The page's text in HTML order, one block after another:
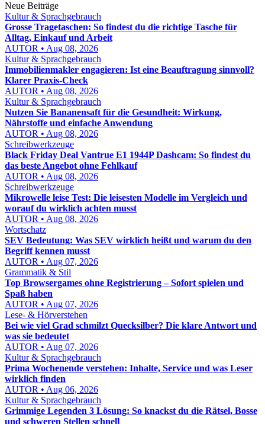
Neue Beiträge
Kultur & Sprachgebrauch
Grosse Tragetaschen: So findest du die richtige Tasche für
Alltag, Einkauf und Arbeit
AUTOR • Aug 08, 2026
Kultur & Sprachgebrauch
Immobilienmakler engagieren: Ist eine Beauftragung sinnvoll?
Klarer Praxis-Check
AUTOR • Aug 08, 2026
Kultur & Sprachgebrauch
Nutzen Sie Bananensaft für die Gesundheit: Wirkung,
Nährstoffe und einfache Anwendung
AUTOR • Aug 08, 2026
Schreibwerkzeuge
Black Friday Deal Vantrue E1 1944P Dashcam: So findest du
das beste Angebot ohne Fehlkauf
AUTOR • Aug 08, 2026
Schreibwerkzeuge
Mikrowelle leise Test: Die leisesten Modelle im Vergleich und
worauf du wirklich achten musst
AUTOR • Aug 08, 2026
Wortschatz
SEV Bedeutung: Was SEV wirklich heißt und warum du den
Begriff kennen musst
AUTOR • Aug 07, 2026
Grammatik & Stil
Top Browsergames ohne Registrierung – Sofort spielen und
Spaß haben
AUTOR • Aug 07, 2026
Lese- & Hörverstehen
Bei wie viel Grad schmilzt Quecksilber? Die klare Antwort und
was sie bedeutet
AUTOR • Aug 07, 2026
Kultur & Sprachgebrauch
Prima Wochenende verstehen: Inhalte, Service und was Leser
wirklich finden
AUTOR • Aug 06, 2026
Kultur & Sprachgebrauch
Grimmige Legenden 3 Lösung: So knackst du die Rätsel, Bosse
und schweren Stellen schnell